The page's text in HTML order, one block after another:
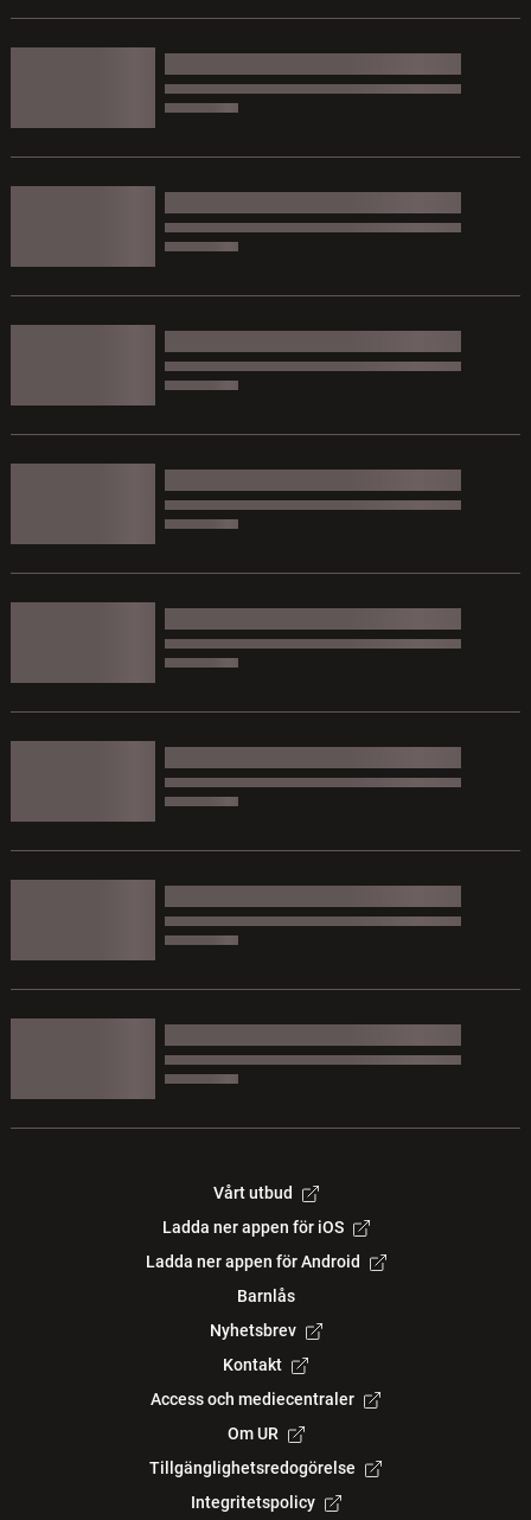
Vårt utbud
Ladda ner appen för iOS
Ladda ner appen för Android
Barnlås
Nyhetsbrev
Kontakt
Access och mediecentraler
Om UR
Tillgänglighetsredogörelse
Integritetspolicy